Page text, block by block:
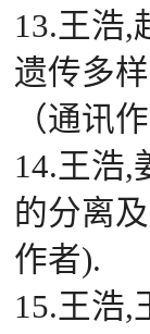
13.王浩,
遗传多
（通讯
14.王浩,
的分离
作者).
15.王浩,